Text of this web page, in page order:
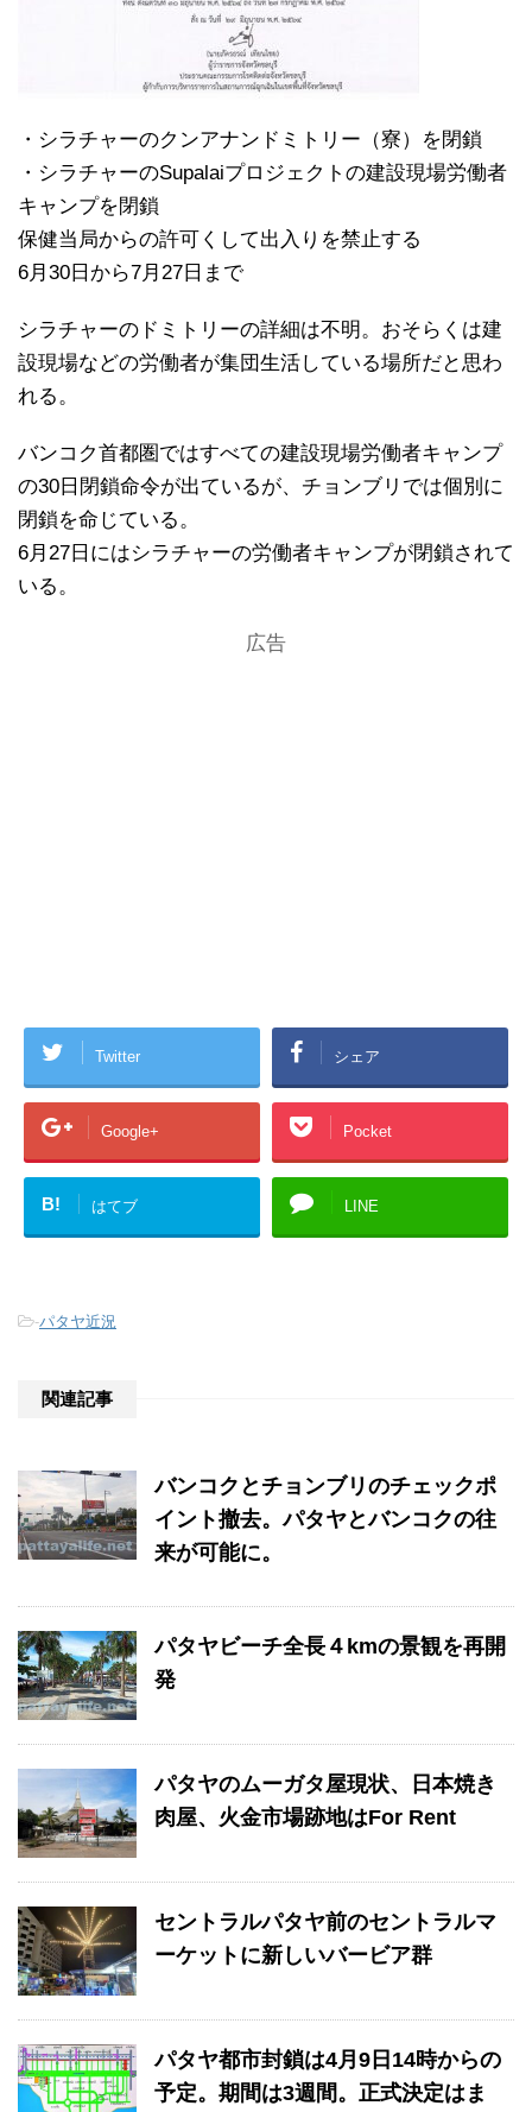
・シラチャーのクンアナンドミトリー（寮）を閉鎖
・シラチャーのSupalaiプロジェクトの建設現場労働者
キャンプを閉鎖
保健当局からの許可くして出入りを禁止する
6月30日から7月27日まで
シラチャーのドミトリーの詳細は不明。おそらくは建
設現場などの労働者が集団生活している場所だと思わ
れる。
バンコク首都圏ではすべての建設現場労働者キャンプ
の30日閉鎖命令が出ているが、チョンブリでは個別に
閉鎖を命じている。
6月27日にはシラチャーの労働者キャンプが閉鎖されて
いる。
広告
Twitter シェア
Google+ Pocket
B! はてブ LINE
-パタヤ近況
関連記事
バンコクとチョンブリのチェックポ
イント撤去。パタヤとバンコクの往
来が可能に。
パタヤビーチ全長４kmの景観を再開
発
パタヤのムーガタ屋現状、日本焼き
肉屋、火金市場跡地はFor Rent
セントラルパタヤ前のセントラルマ
ーケットに新しいバービア群
パタヤ都市封鎖は4月9日14時からの
予定。期間は3週間。正式決定はま